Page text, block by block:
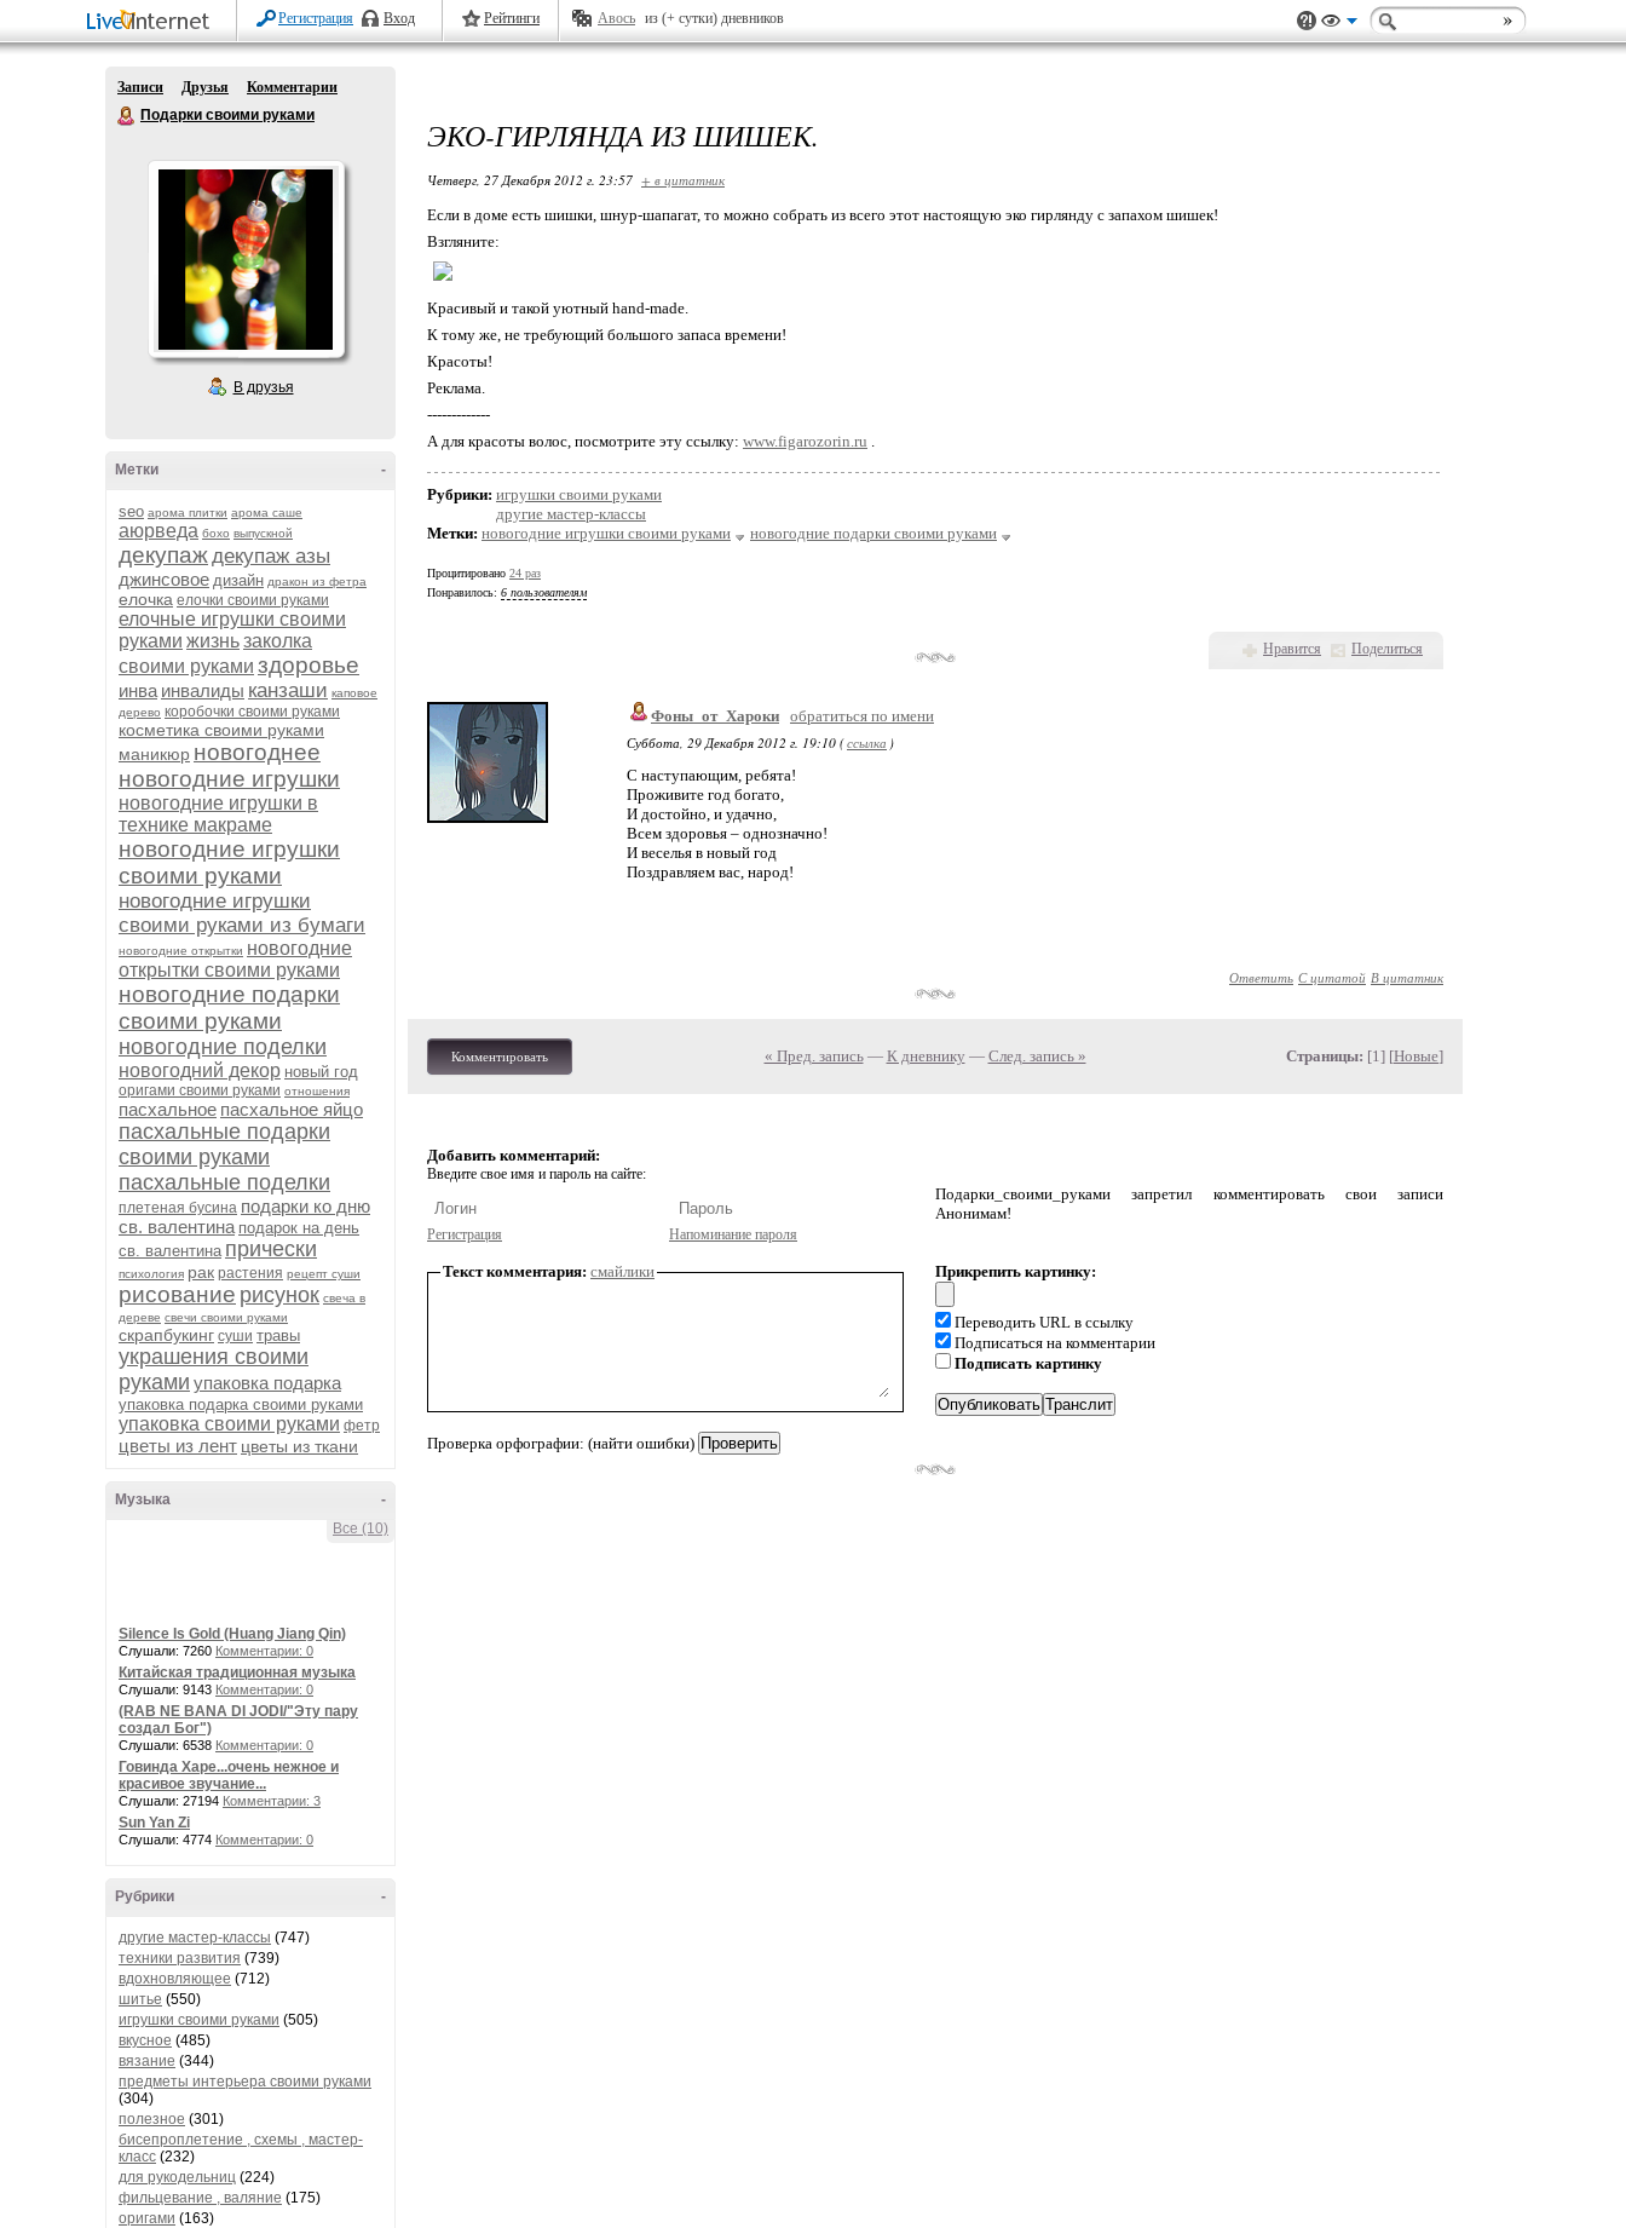
Регистрация Вход Рейтинги Авось из (+ сутки) дневников
Записи Друзья
Комментарии
Подарки своими руками
В друзья
-
Метки
seo арома плитки арома саше
аюрведа бохо выпускной
декупаждекупаж азы
джинсовое дизайн дракон из фетра
елочка елочки своими руками
елочные игрушки своими
руками жизньзаколка
своими руками здоровье
инва инвалиды канзаши каповое
дерево коробочки своими руками
косметика своими руками
маникюр новогоднее
новогодние игрушки
новогодние игрушки в
технике макраме
новогодние игрушки
своими руками
новогодние игрушки
своими руками из бумаги
новогодние открытки новогодние
открытки своими руками
новогодние подарки
своими руками
новогодние поделки
новогодний декор новый год
оригами своими руками отношения
пасхальное пасхальное яйцо
пасхальные подарки
своими руками
пасхальные поделки
плетеная бусина подарки ко дню
св. валентина подарок на день
св. валентина прически
психология рак растения рецепт суши
рисование рисунок свеча в
дереве свечи своими руками
скрапбукинг суши травы
украшения своими
руками упаковка подарка
упаковка подарка своими руками
упаковка своими руками фетр
цветы из лент цветы из ткани
-
Музыка
Все (10)
Silence Is Gold (Huang Jiang Qin)
Слушали: 7260 Комментарии: 0
Китайская традиционная музыка
Слушали: 9143 Комментарии: 0
(RAB NE BANA DI JODI/"Эту пару
создал Бог")
Слушали: 6538 Комментарии: 0
Говинда Харе...очень нежное и
красивое звучание...
Слушали: 27194 Комментарии: 3
Sun Yan Zi
Слушали: 4774 Комментарии: 0
-
Рубрики
другие мастер-классы (747)
техники развития (739)
вдохновляющее (712)
шитье (550)
игрушки своими руками (505)
вкусное (485)
вязание (344)
предметы интерьера своими руками
(304)
полезное (301)
бисепроплетение , схемы , мастер-
класс (232)
для рукодельниц (224)
фильцевание , валяние (175)
оригами (163)
ЭКО-ГИРЛЯНДА ИЗ ШИШЕК.
Четверг, 27 Декабря 2012 г. 23:57 + в цитатник
Если в доме есть шишки, шнур-шапагат, то можно собрать из всего этот настоящую эко гирлянду с запахом шишек!
Взгляните:
Красивый и такой уютный hand-made.
К тому же, не требующий большого запаса времени!
Красоты!
Реклама.
-------------
А для красоты волос, посмотрите эту ссылку: www.figarozorin.ru .
Рубрики: игрушки своими руками
другие мастер-классы
Метки: новогодние игрушки своими руками новогодние подарки своими руками
Процитировано 24 раз
Понравилось: 6 пользователям
Нравится Поделиться
Фоны_от_Хароки обратиться по имени
Суббота, 29 Декабря 2012 г. 19:10 (ссылка )
С наступающим, ребята!
Проживите год богато,
И достойно, и удачно,
Всем здоровья – однозначно!
И веселья в новый год
Поздравляем вас, народ!
Ответить С цитатой В цитатник
Комментировать « Пред. запись— К дневнику — След. запись » Страницы: [1] [Новые]
Добавить комментарий:
Введите свое имя и пароль на сайте:
Регистрация Напоминание пароля
Подарки_своими_руками запретил комментировать свои записи
Анонимам!
Текст комментария: смайлики
Проверка орфографии: (найти ошибки)
Прикрепить картинку:
Переводить URL в ссылку
Подписаться на комментарии
Подписать картинку